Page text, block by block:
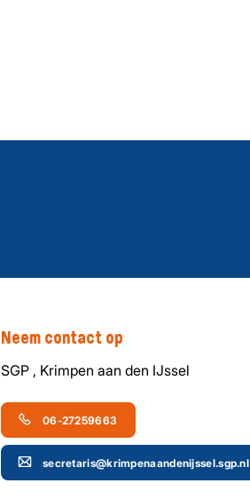
Neem contact op
SGP , Krimpen aan den IJssel
06-27259663
secretaris@krimpenaandenijssel.sgp.nl